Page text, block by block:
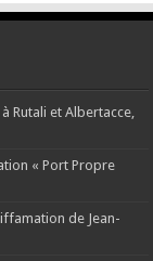
Rutali et Albertacce,
« Port Propre
de Jean-